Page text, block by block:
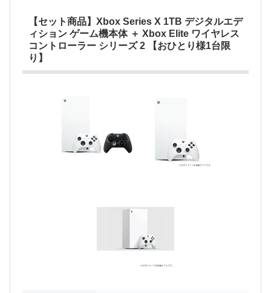
【セット商品】Xbox Series X 1TB デジタルエデ
ィション ゲーム機本体 ＋ Xbox Elite ワイヤレス
コントローラー シリーズ 2 【おひとり様1台限
り】